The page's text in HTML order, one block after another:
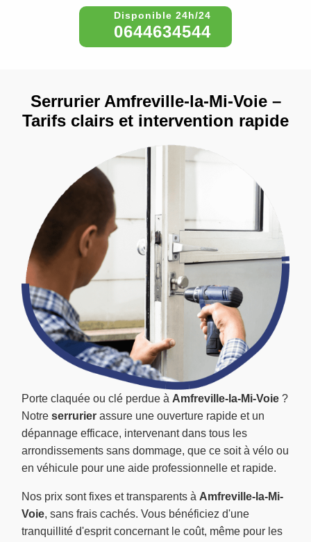
0644634544
Porte claquée ou clé perdue à Amfreville-la-Mi-Voie ?
Notre serrurier assure une ouverture rapide et un
dépannage efficace, intervenant dans tous les
arrondissements sans dommage, que ce soit à vélo ou
en véhicule pour une aide professionnelle et rapide.
Nos prix sont fixes et transparents à Amfreville-la-Mi-
Voie, sans frais cachés. Vous bénéficiez d'une
tranquillité d'esprit concernant le coût, même pour les
Serrurier Amfreville-la-Mi-Voie –
Tarifs clairs et intervention rapide